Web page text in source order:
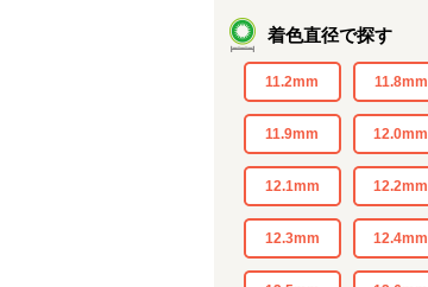
着色直径で探す
11.2mm 11.8mm
11.9mm 12.0mm
12.1mm 12.2mm
12.3mm 12.4mm